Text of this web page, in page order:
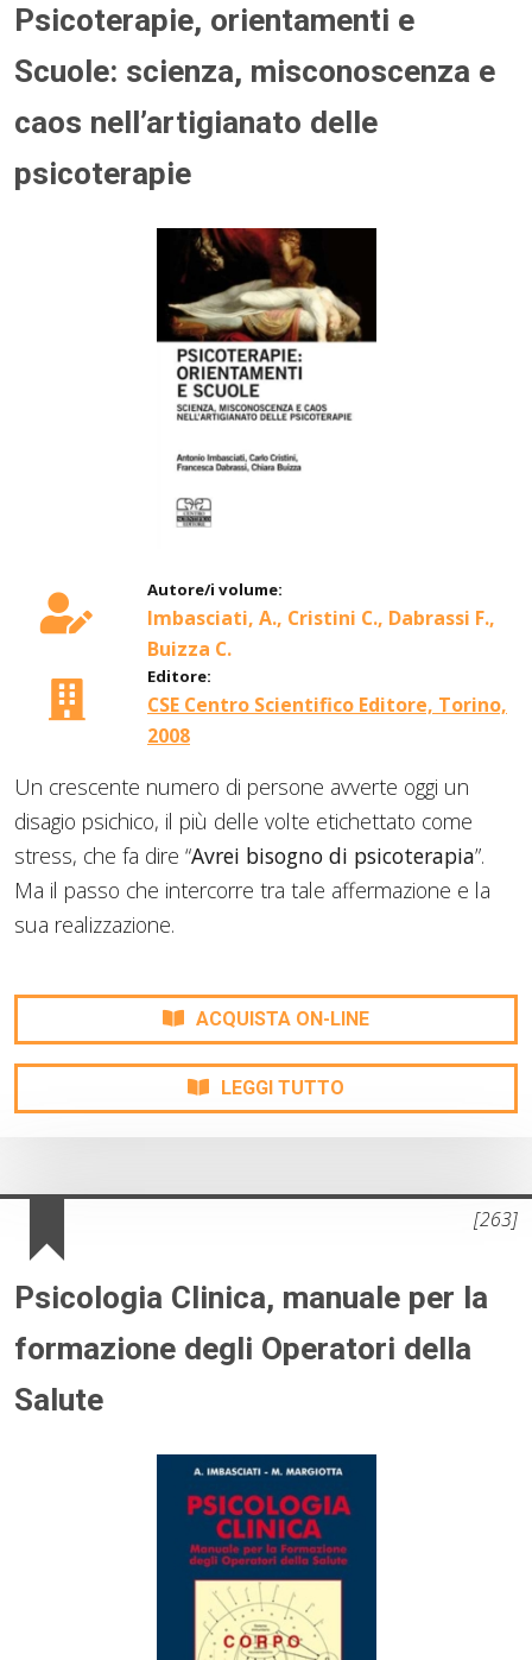
Psicoterapie, orientamenti e
Scuole: scienza, misconoscenza e
caos nell’artigianato delle
psicoterapie
Autore/i volume:
Imbasciati, A., Cristini C., Dabrassi F.,
Buizza C.
Editore:
CSE Centro Scientifico Editore, Torino,
2008
Un crescente numero di persone avverte oggi un
disagio psichico, il più delle volte etichettato come
stress, che fa dire “Avrei bisogno di psicoterapia”.
Ma il passo che intercorre tra tale affermazione e la
sua realizzazione.
ACQUISTA ON-LINE
LEGGI TUTTO
Psicologia Clinica, manuale per la
formazione degli Operatori della
Salute
[263]